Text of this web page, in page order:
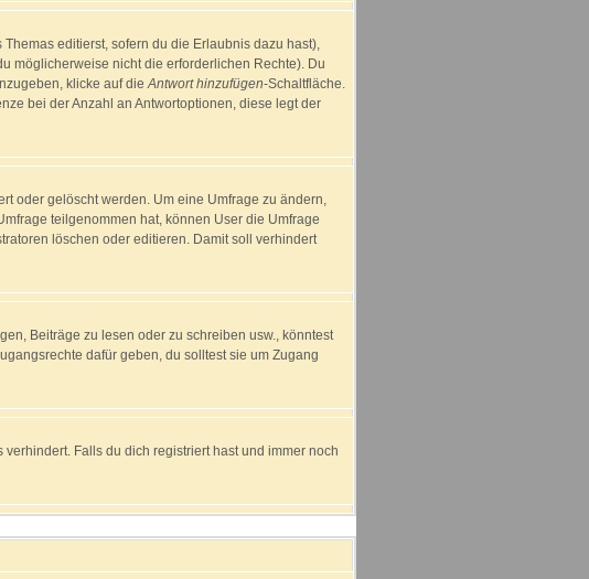
editierst, sofern du die Erlaubnis dazu hast),
möglicherweise nicht die erforderlichen Rechte). Du
klicke auf dieAntwort hinzufügen-Schaltfläche.
bei der Anzahl an Antwortoptionen, diese legt der
oder gelöscht werden. Um eine Umfrage zu ändern,
teilgenommen hat, können User die Umfrage
löschen oder editieren. Damit soll verhindert
Beiträge zu lesen oder zu schreiben usw., könntest
dafür geben, du solltest sie um Zugang
Falls du dich registriert hast und immer noch